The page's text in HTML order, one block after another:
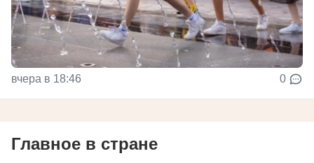
вчера в 18:46 0
Главное в стране